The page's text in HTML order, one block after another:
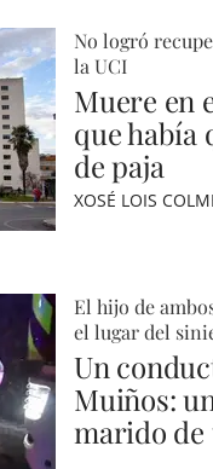
No logró
la UCI
Muere en
que había
de paja
XOSÉ LOIS
El hijo de
el lugar del
Un
Muiños:
marido